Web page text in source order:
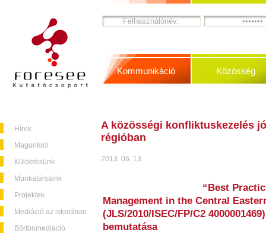
Hírek
Magunkról
Küldetésünk
Munkatársaink
Projektek
Mediáció az iskolában
Börtönmediáció
Kommunikáció Közösség
A közösségi konfliktuskezelés
régióban
2013. 06. 13.
“Best
Management in the Central
(JLS/2010/ISEC/FP/C2
bemutatása